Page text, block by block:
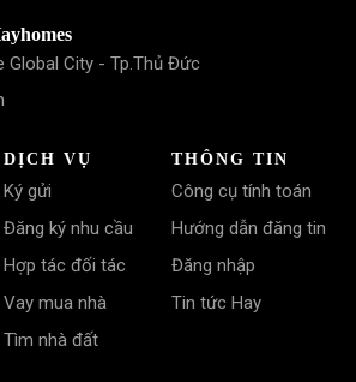
Global City - Tp.Thủ Đức
DỊCH VỤ
Ký gửi
Đăng ký nhu cầu
Hợp tác đối tác
Vay mua nhà
Tìm nhà đất
THÔNG TIN
Công cụ tính toán
Hướng dẫn đăng tin
Đăng nhập
Tin tức Hay